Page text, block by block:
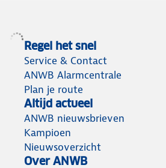
Regel het snel
Service & Contact
ANWB Alarmcentrale
Plan je route
Altijd actueel
ANWB nieuwsbrieven
Kampioen
Nieuwsoverzicht
Over ANWB